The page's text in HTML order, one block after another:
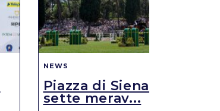
NEWS
Piazza di Siena una delle
sette merav...